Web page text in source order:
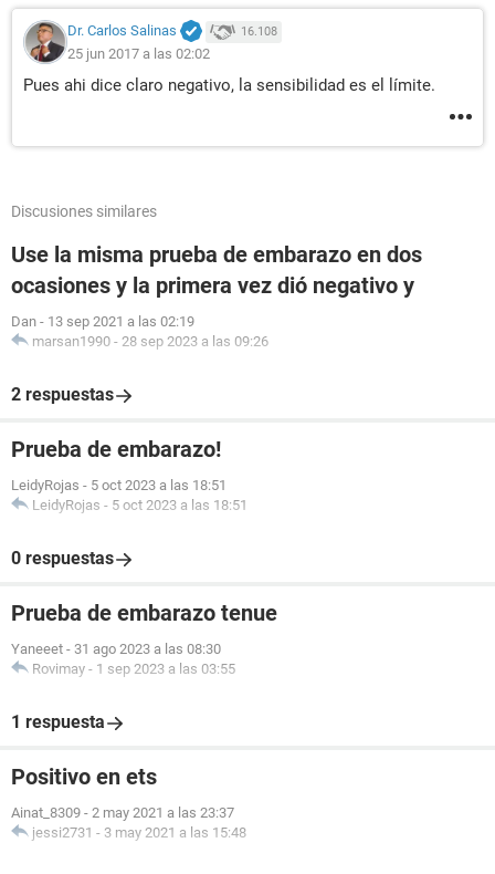
Dr. Carlos Salinas 16.108
25 jun 2017 a las 02:02
Pues ahi dice claro negativo, la sensibilidad es el límite.
Discusiones similares
Use la misma prueba de embarazo en dos
ocasiones y la primera vez dió negativo y
Dan - 13 sep 2021 a las 02:19
marsan1990 - 28 sep 2023 a las 09:26
2 respuestas
Prueba de embarazo!
LeidyRojas - 5 oct 2023 a las 18:51
LeidyRojas - 5 oct 2023 a las 18:51
0 respuestas
Prueba de embarazo tenue
Yaneeet - 31 ago 2023 a las 08:30
Rovimay - 1 sep 2023 a las 03:55
1 respuesta
Positivo en ets
Ainat_8309 - 2 may 2021 a las 23:37
jessi2731 - 3 may 2021 a las 15:48